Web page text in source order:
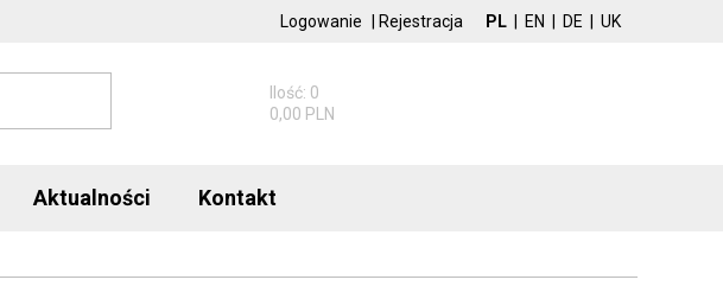
PL EN DE UK
Logowanie Rejestracja
Ilość: 0
0,00 PLN
Aktualności Kontakt